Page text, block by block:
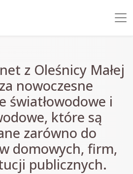
z Oleśnicy Małej
nowoczesne
światłowodowe i
które są
zarówno do
domowych, firm,
publicznych.